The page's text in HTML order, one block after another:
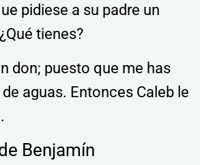
pidiese a su padre un
tienes?
don; puesto que me has
aguas. Entonces Caleb le
Benjamín